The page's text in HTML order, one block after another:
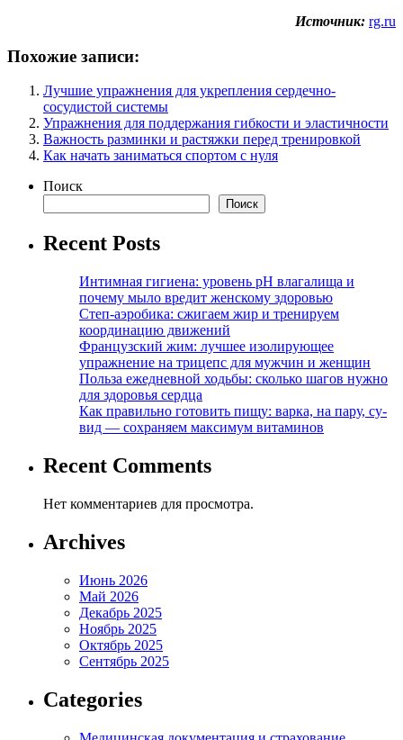
Источник: rg.ru
Похожие записи:
Лучшие упражнения для укрепления сердечно-
сосудистой системы
Упражнения для поддержания гибкости и эластичности
Важность разминки и растяжки перед тренировкой
Как начать заниматься спортом с нуля
Поиск
Поиск
Recent Posts
Интимная гигиена: уровень pH влагалища и
почему мыло вредит женскому здоровью
Степ-аэробика: сжигаем жир и тренируем
координацию движений
Французский жим: лучшее изолирующее
упражнение на трицепс для мужчин и женщин
Польза ежедневной ходьбы: сколько шагов нужно
для здоровья сердца
Как правильно готовить пищу: варка, на пару, су-
вид — сохраняем максимум витаминов
Recent Comments
Нет комментариев для просмотра.
Archives
Июнь 2026
Май 2026
Декабрь 2025
Ноябрь 2025
Октябрь 2025
Сентябрь 2025
Categories